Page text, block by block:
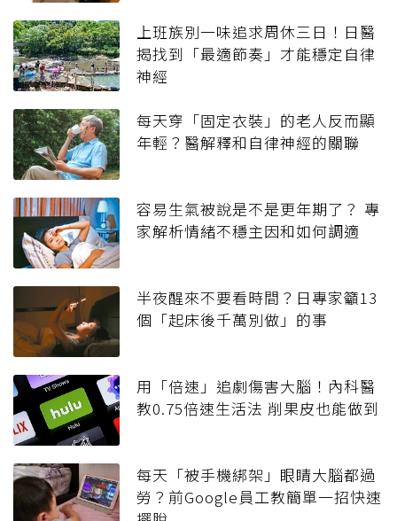
上班族別一味追求周休三日！日醫
揭找到「最適節奏」才能穩定自律
神經
每天穿「固定衣裝」的老人反而顯
年輕？醫解釋和自律神經的關聯
容易生氣被說是不是更年期了？ 專
家解析情緒不穩主因和如何調適
半夜醒來不要看時間？日專家籲13
個「起床後千萬別做」的事
用「倍速」追劇傷害大腦！內科醫
教0.75倍速生活法 削果皮也能做到
每天「被手機綁架」眼睛大腦都過
勞？前Google員工教簡單一招快速